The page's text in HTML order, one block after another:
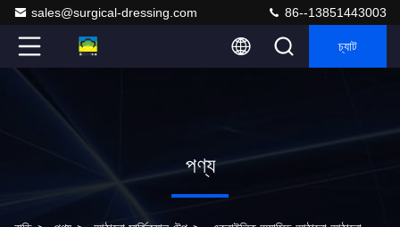
sales@surgical-dressing.com 86--13851443003
চ্যাট
পণ্য